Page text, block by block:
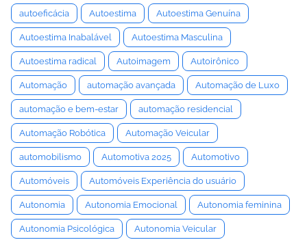
autoeficácia Autoestima Autoestima Genuína
Autoestima Inabalável Autoestima Masculina
Autoestima radical Autoimagem Autoirônico
Automação automação avançada Automação de Luxo
automação e bem-estar automação residencial
Automação Robótica Automação Veicular
automobilismo Automotiva 2025 Automotivo
Automóveis Automóveis Experiência do usuário
Autonomia Autonomia Emocional Autonomia feminina
Autonomia Psicológica Autonomia Veicular